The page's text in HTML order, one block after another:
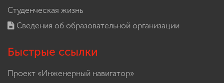
Студенческая жизнь
Сведения об образовательной организации
Быстрые ссылки
Проект «Инженерный навигатор»